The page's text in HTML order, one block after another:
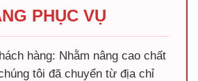
PHỤC VỤ
hàng: Nhằm nâng cao chất
tôi đã chuyển từ địa chỉ